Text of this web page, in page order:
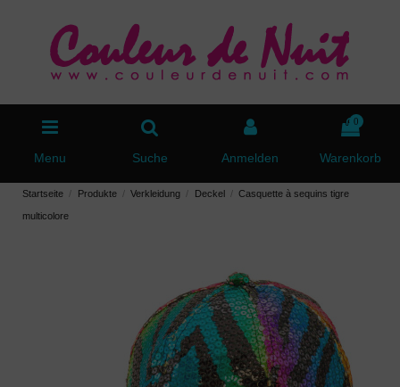
Menu Suche Anmelden
0
Warenkorb
Startseite Produkte Verkleidung Deckel Casquette à sequins tigre
multicolore